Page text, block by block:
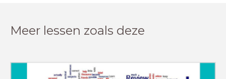
Meer lessen zoals deze